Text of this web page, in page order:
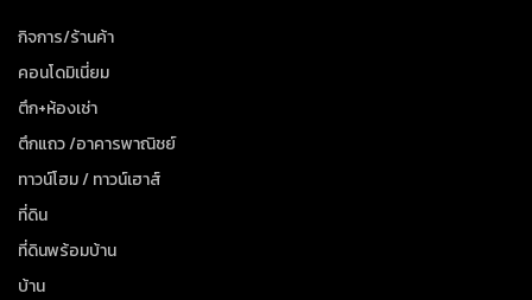
กิจการ/ร้านค้า
คอนโดมิเนี่ยม
ตึก+ห้องเช่า
ตึกแถว /อาคารพาณิชย์
ทาวน์โฮม / ทาวน์เฮาส์
ที่ดิน
ที่ดินพร้อมบ้าน
บ้าน